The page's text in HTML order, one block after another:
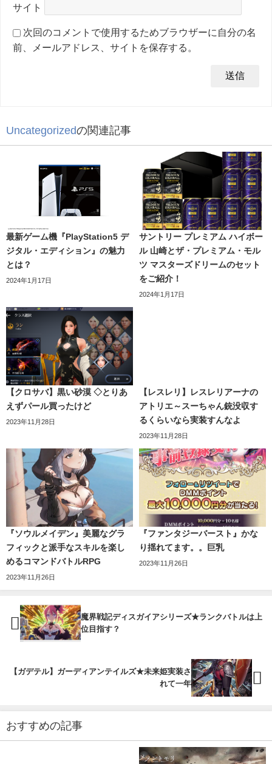
サイト
次回のコメントで使用するためブラウザーに自分の名
前、メールアドレス、サイトを保存する。
Uncategorizedの関連記事
最新ゲーム機『PlayStation5 デ
ジタル・エディション』の魅力
とは？
2024年1月17日
サントリー プレミアム ハイボー
ル 山崎とザ・プレミアム・モル
ツ マスターズドリームのセット
をご紹介！
2024年1月17日
【クロサバ】黒い砂漠 ◇とりあ
えずパール買ったけど
2023年11月28日
【レスレリ】レスレリアーナの
アトリエ～スーちゃん銃没収す
るくらいなら実装すんなよ
2023年11月28日
『ソウルメイデン』美麗なグラ
フィックと派手なスキルを楽し
めるコマンドバトルRPG
2023年11月26日
『ファンタジーバースト』かな
り揺れてます。。巨乳
2023年11月26日
魔界戦記ディスガイアシリーズ★ランクバトルは上
位目指す？
【ガデテル】ガーディアンテイルズ★未来姫実装さ
れて一年
おすすめの記事